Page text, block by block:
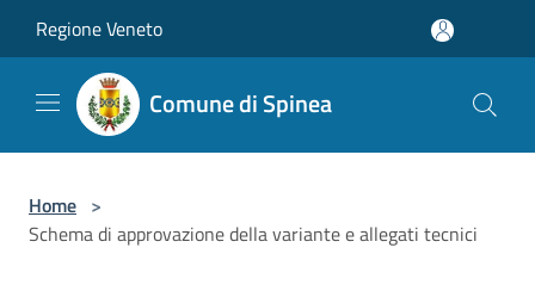
Regione Veneto
Comune di Spinea
Home >
Schema di approvazione della variante e allegati tecnici